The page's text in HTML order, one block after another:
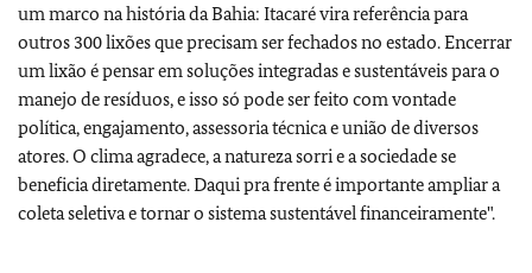
um marco na história da Bahia: Itacaré vira referência para
outros 300 lixões que precisam ser fechados no estado. Encerrar
um lixão é pensar em soluções integradas e sustentáveis para o
manejo de resíduos, e isso só pode ser feito com vontade
política, engajamento, assessoria técnica e união de diversos
atores. O clima agradece, a natureza sorri e a sociedade se
beneficia diretamente. Daqui pra frente é importante ampliar a
coleta seletiva e tornar o sistema sustentável financeiramente".